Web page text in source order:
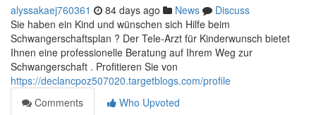
alyssakaej760361 84 days ago News
Discuss
Sie haben ein Kind und wünschen sich Hilfe beim
Schwangerschaftsplan ? Der Tele-Arzt für Kinderwunsch bietet
Ihnen eine professionelle Beratung auf Ihrem Weg zur
Schwangerschaft . Profitieren Sie von
https://declancpoz507020.targetblogs.com/profile
Comments
Who Upvoted